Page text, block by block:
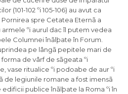
(101-102 ºi 105-106) au avut ca
spre Cetatea Eternã a
ºi aurul dac îl putem vedea
Columnei înãlþate în Forum.
pe lângã pepitele mari de
de vârf de sãgeata ºi
vase ritualice ºi podoabe de aur ºi
de legiunile romane a fost imensã
publice înãlþate la Roma ºi în